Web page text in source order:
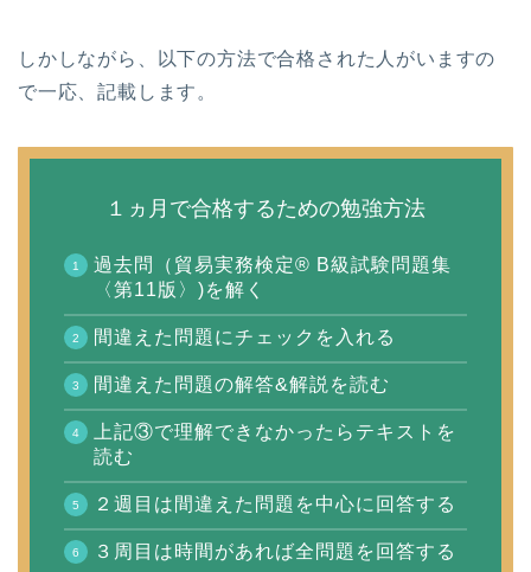
しかしながら、以下の方法で合格された人がいますの
で一応、記載します。
１ヵ月で合格するための勉強方法
過去問（貿易実務検定® B級試験問題集
〈第11版〉)を解く
間違えた問題にチェックを入れる
間違えた問題の解答&解説を読む
上記③で理解できなかったらテキストを
読む
２週目は間違えた問題を中心に回答する
３周目は時間があれば全問題を回答する